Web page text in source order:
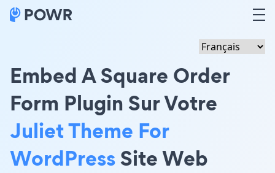
Embed A Square Order
Form Plugin Sur Votre
Juliet Theme For
WordPressSite Web